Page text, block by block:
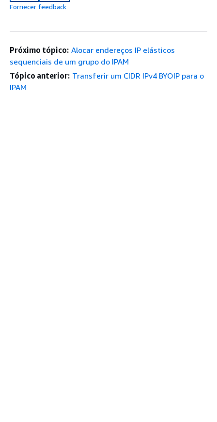
Fornecer feedback
Próximo tópico: Alocar endereços IP elásticos
sequenciais de um grupo do IPAM
Tópico anterior: Transferir um CIDR IPv4 BYOIP para o
IPAM